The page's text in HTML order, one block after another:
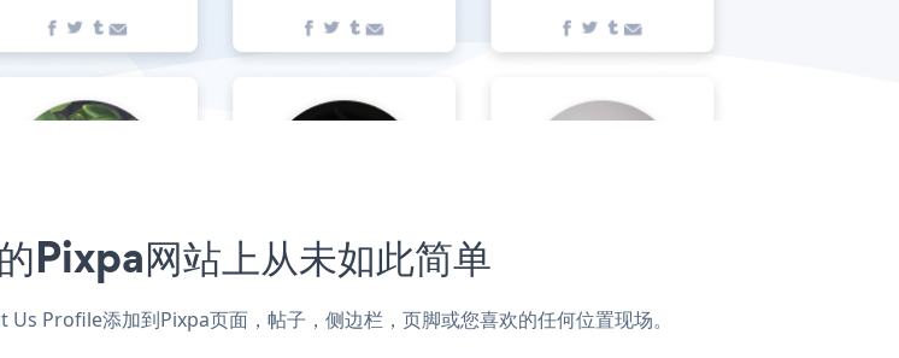
Pixpa网站上从未如此简单
Profile添加到Pixpa页面，帖子，侧边栏，页脚或您喜欢的任何位置现场。